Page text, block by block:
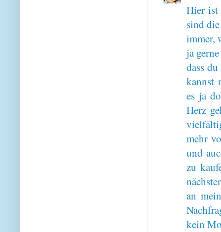
Hier ist
sind
immer,
ja
dass
kannst
es ja
Herz
mehr
und
zu
an
kein